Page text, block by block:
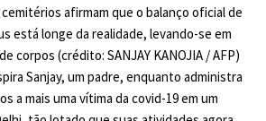
afirmam que o balanço oficial de
está longe da realidade, levando-se em
corpos (crédito: SANJAY KANOJIA / AFP)
Sanjay, um padre, enquanto administra
a mais uma vítima da covid-19 em um